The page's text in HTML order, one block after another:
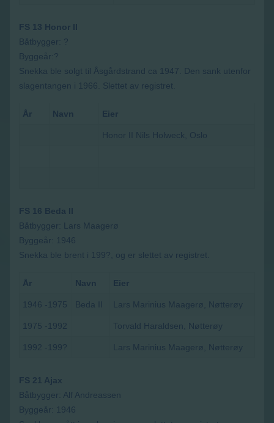
FS 13 Honor II
Båtbygger: ?
Byggeår:?
Snekka ble solgt til Åsgårdstrand ca 1947. Den sank utenfor
slagentangen i 1966. Slettet av registret.
År Navn Eier
Honor II Nils Holweck, Oslo
FS 16 Beda II
Båtbygger: Lars Maagerø
Byggeår: 1946
Snekka ble brent i 199?, og er slettet av registret.
År Navn Eier
1946 -1975 Beda II Lars Marinius Maagerø, Nøtterøy
1975 -1992 Torvald Haraldsen, Nøtterøy
1992 -199? Lars Marinius Maagerø, Nøtterøy
FS 21 Ajax
Båtbygger: Alf Andreassen
Byggeår: 1946